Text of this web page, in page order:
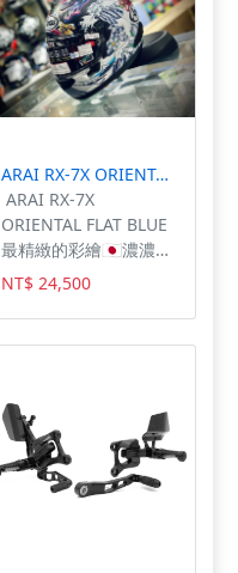
ARAI RX-7X ORIENTAL FLAT BLUE
ARAI RX-7X
ORIENTAL FLAT BLUE
最精緻的彩繪🇯🇵濃濃日
系風格 日本繪畫藝術呈
現🐲質感大加分💯
NT$ 24,500